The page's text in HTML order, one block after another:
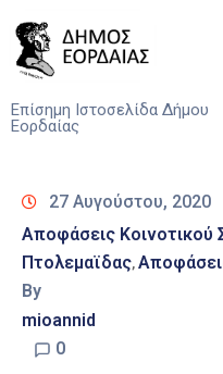
Επίσημη Ιστοσελίδα Δήμου
Εορδαίας
Υπηρεσίες
Του
Δήμου
27 Αυγούστου, 2020
Αποφάσεις Κοινοτικού
Πτολεμαϊδας‚
By
mioannid
0